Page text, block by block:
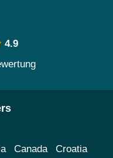
4.9
Canada Croatia